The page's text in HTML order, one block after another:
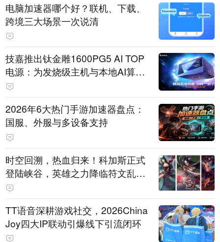
电脑加速器哪个好？联机、下载、
跨境三大场景一次说清
技嘉推出钛金雕1600PG5 AI TOP
电源：为发烧级主机与本地AI算力
打造旗舰供电方案
2026年6大热门手游加速器盘点：
国服、外服与多设备支持
时空回溯，热血归来！科加斯正式
登陆峡谷，英雄之力降临符文乱
斗！
TT语音深耕游戏社交，2026China
Joy四大IP联动引爆线下引流闭环